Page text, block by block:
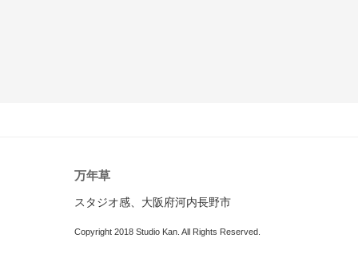
万年草
スタジオ感、大阪府河内長野市
Copyright 2018 Studio Kan. All Rights Reserved.